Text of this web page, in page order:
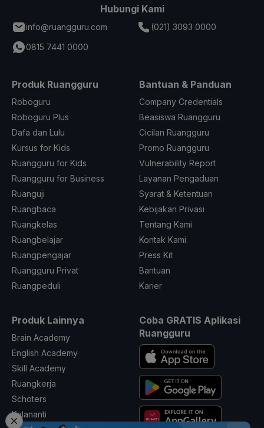
Hubungi Kami
info@ruangguru.com
(021) 3093 0000
0815 7441 0000
Produk Ruangguru
Roboguru
Roboguru Plus
Dafa dan Lulu
Kursus for Kids
Ruangguru for Kids
Ruangguru for Business
Ruanguji
Ruangbaca
Ruangkelas
Ruangbelajar
Ruangpengajar
Ruangguru Privat
Ruangpeduli
Bantuan & Panduan
Company Credentials
Beasiswa Ruangguru
Cicilan Ruangguru
Promo Ruangguru
Vulnerability Report
Layanan Pengaduan
Syarat & Ketentuan
Kebijakan Privasi
Tentang Kami
Kontak Kami
Press Kit
Bantuan
Karier
Produk Lainnya
Brain Academy
English Academy
Skill Academy
Ruangkerja
Schoters
Kalananti
Coba GRATIS Aplikasi
Ruangguru